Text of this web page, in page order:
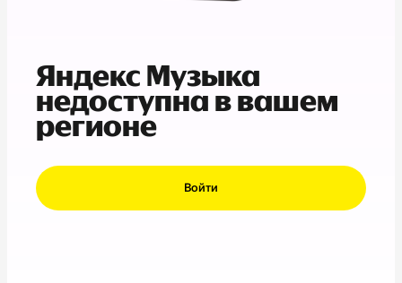
Яндекс Музыка
недоступна в вашем
регионе
Войти